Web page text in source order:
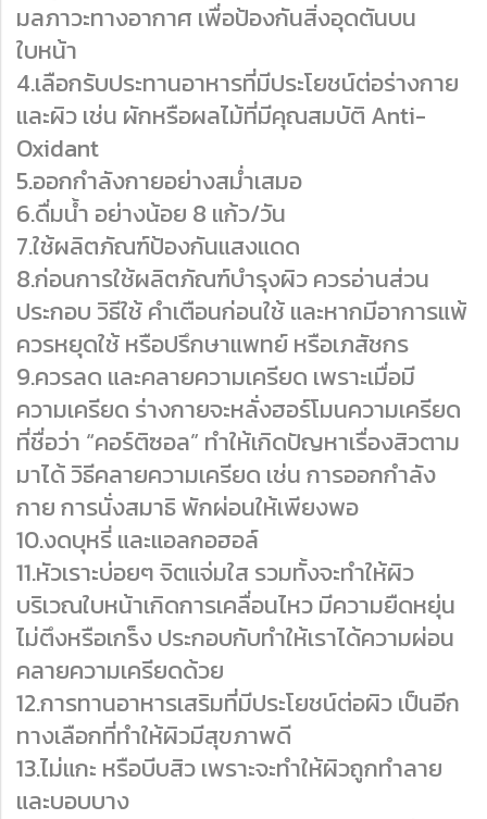
มลภาวะทางอากาศ เพื่อป้องกันสิ่งอุดตันบน
ใบหน้า
4.เลือกรับประทานอาหารที่มีประโยชน์ต่อร่างกาย
และผิว เช่น ผักหรือผลไม้ที่มีคุณสมบัติ Anti-
Oxidant
5.ออกกำลังกายอย่างสม่ำเสมอ
6.ดื่มน้ำ อย่างน้อย 8 แก้ว/วัน
7.ใช้ผลิตภัณฑ์ป้องกันแสงแดด
8.ก่อนการใช้ผลิตภัณฑ์บำรุงผิว ควรอ่านส่วน
ประกอบ วิธีใช้ คำเตือนก่อนใช้ และหากมีอาการแพ้
ควรหยุดใช้ หรือปรึกษาแพทย์ หรือเภสัชกร
9.ควรลด และคลายความเครียด เพราะเมื่อมี
ความเครียด ร่างกายจะหลั่งฮอร์โมนความเครียด
ที่ชื่อว่า “คอร์ติซอล” ทำให้เกิดปัญหาเรื่องสิวตาม
มาได้ วิธีคลายความเครียด เช่น การออกกำลัง
กาย การนั่งสมาธิ พักผ่อนให้เพียงพอ
10.งดบุหรี่ และแอลกอฮอล์
11.หัวเราะบ่อยๆ จิตแจ่มใส รวมทั้งจะทำให้ผิว
บริเวณใบหน้าเกิดการเคลื่อนไหว มีความยืดหยุ่น
ไม่ตึงหรือเกร็ง ประกอบกับทำให้เราได้ความผ่อน
คลายความเครียดด้วย
12.การทานอาหารเสริมที่มีประโยชน์ต่อผิว เป็นอีก
ทางเลือกที่ทำให้ผิวมีสุขภาพดี
13.ไม่แกะ หรือบีบสิว เพราะจะทำให้ผิวถูกทำลาย
และบอบบาง